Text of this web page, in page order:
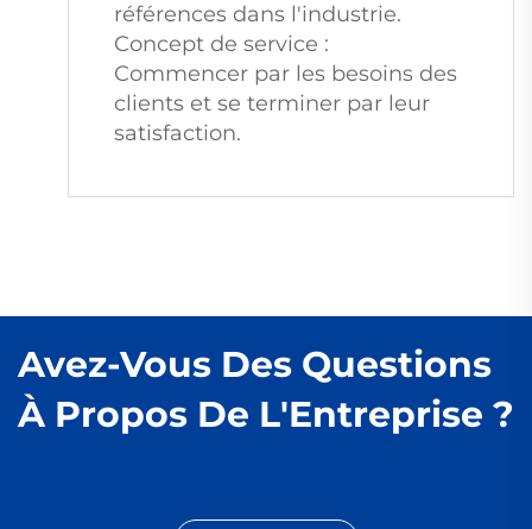
références dans l'industrie.
Concept de service :
Commencer par les besoins des
clients et se terminer par leur
satisfaction.
Avez-Vous Des Questions
À Propos De L'Entreprise ?